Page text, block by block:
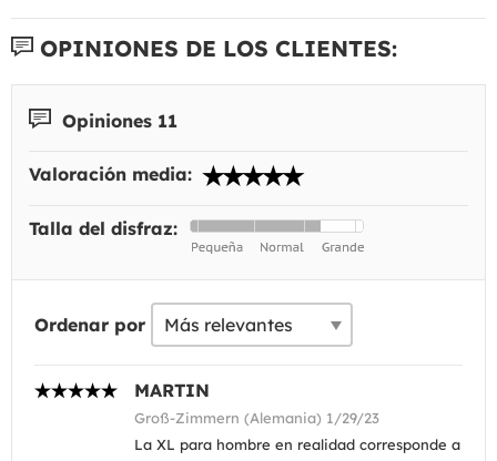
OPINIONES DE LOS CLIENTES:
Opiniones 11
Valoración media:
Talla del disfraz:
Ordenar por
MARTIN
Groß-Zimmern (Alemania) 1/29/23
La XL para hombre en realidad corresponde a